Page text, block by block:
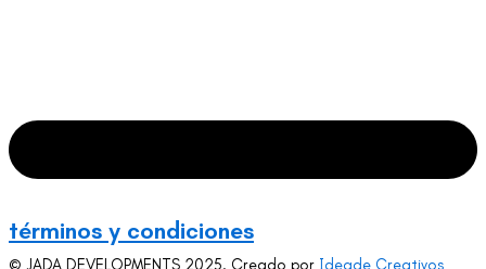
términos y condiciones
© JADA DEVELOPMENTS 2025. Creado por Ideade Creativos